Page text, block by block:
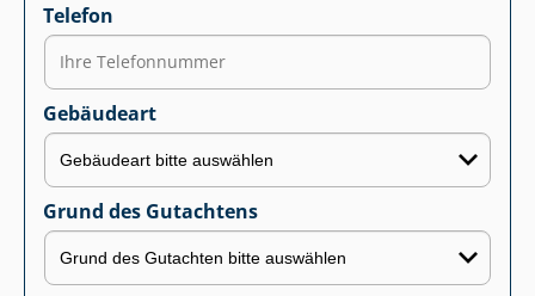
Telefon
Gebäudeart
Grund des Gutachtens